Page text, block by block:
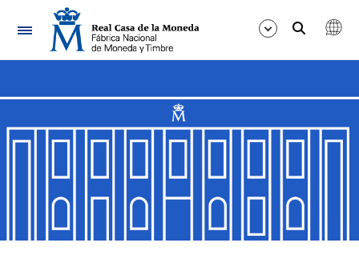
Navigation
Show/Hide
Show/Hide
Show/Hide